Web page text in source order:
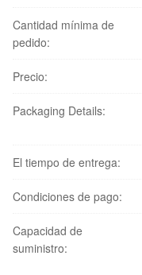
Cantidad mínima de
pedido:
Precio:
Packaging Details:
El tiempo de entrega:
Condiciones de pago:
Capacidad de
suministro: